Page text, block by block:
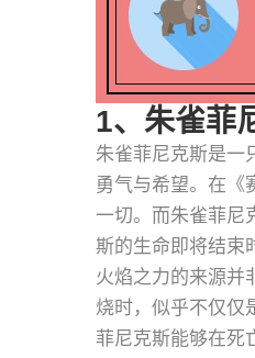
1、朱雀菲
朱雀菲尼克斯是一
勇气与希望。在《
一切。而朱雀菲尼
斯的生命即将结束
火焰之力的来源并
烧时，似乎不仅仅
菲尼克斯能够在死